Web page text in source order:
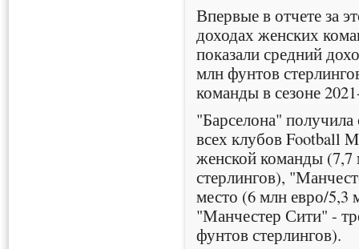
Впервые в отчете за
доходах женских
показали средний
млн фунтов
команды в сезоне
"Барселона"
всех клубов Football
женской команды
стерлингов),
место (6 млн евро/5,3
"Манчестер Сити" -
фунтов стерлингов).